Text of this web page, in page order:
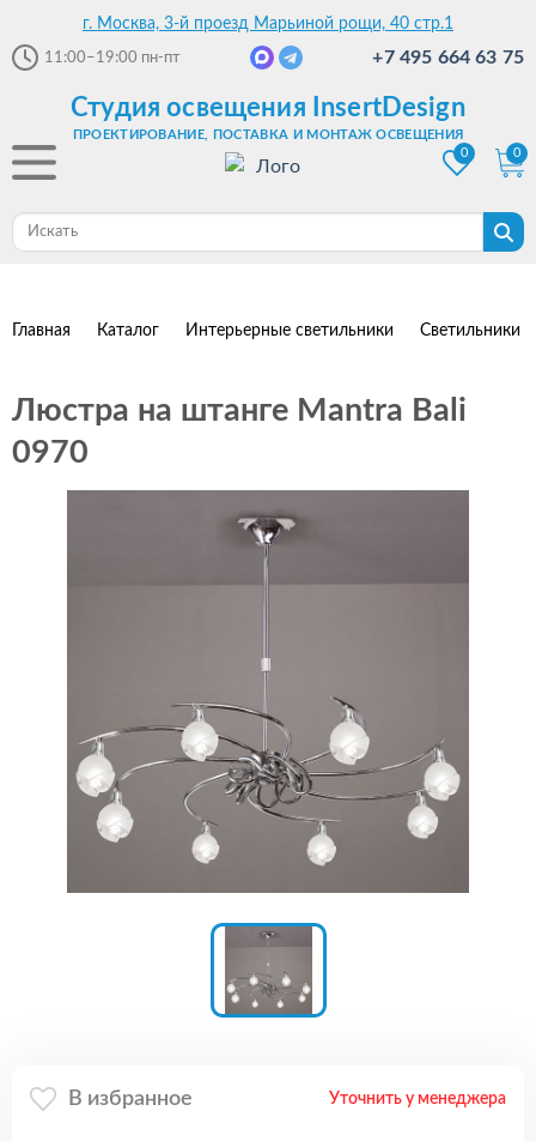
г. Москва, 3-й проезд Марьиной рощи, 40 стр.1
11:00–19:00 пн-пт +7 495 664 63 75
Студия освещения InsertDesign
ПРОЕКТИРОВАНИЕ, ПОСТАВКА И МОНТАЖ ОСВЕЩЕНИЯ
0
0
Главная Каталог Интерьерные светильники Светильники
Люстра на штанге Mantra Bali
0970
В избранное Уточнить у менеджера